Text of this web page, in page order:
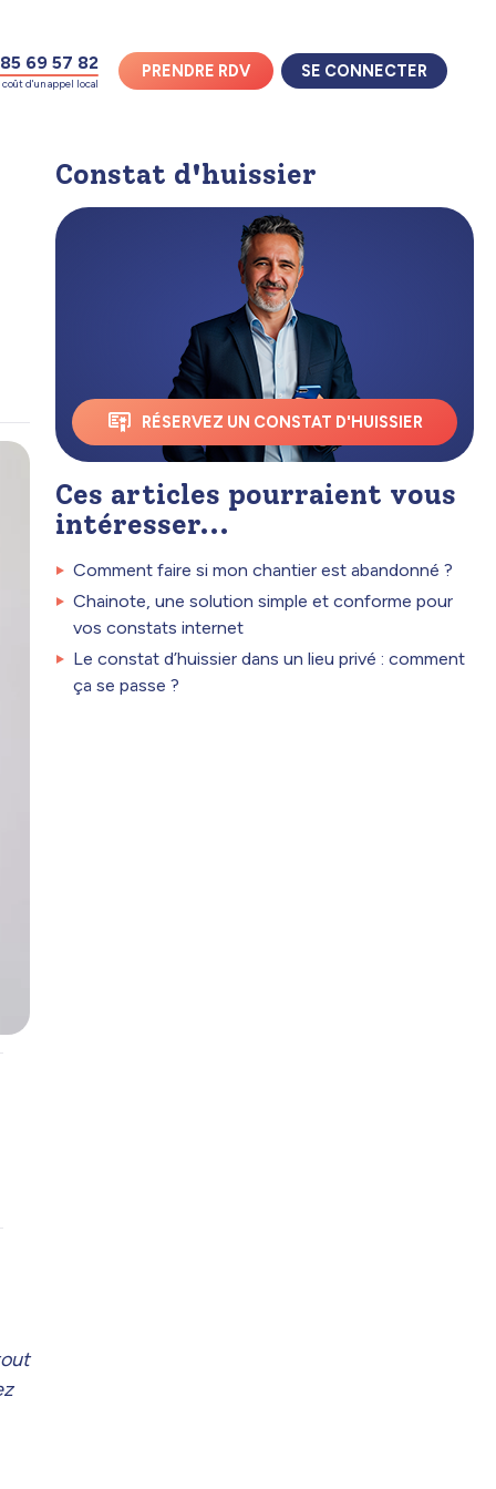
69 57 82
coût d'un appel local
PRENDRE RDV SE CONNECTER
Constat d'huissier
RÉSERVEZ UN CONSTAT D'HUISSIER
Ces articles pourraient vous
intéresser...
Comment faire si mon chantier est abandonné ?
Chainote, une solution simple et conforme pour
vos constats internet
Le constat d’huissier dans un lieu privé : comment
ça se passe ?